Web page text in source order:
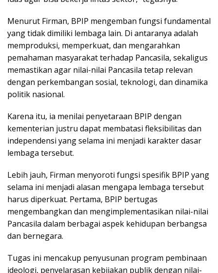
Menurut Firman, BPIP mengemban fungsi fundamental
yang tidak dimiliki lembaga lain. Di antaranya adalah
memproduksi, memperkuat, dan mengarahkan
pemahaman masyarakat terhadap Pancasila, sekaligus
memastikan agar nilai-nilai Pancasila tetap relevan
dengan perkembangan sosial, teknologi, dan dinamika
politik nasional.
Karena itu, ia menilai penyetaraan BPIP dengan
kementerian justru dapat membatasi fleksibilitas dan
independensi yang selama ini menjadi karakter dasar
lembaga tersebut.
Lebih jauh, Firman menyoroti fungsi spesifik BPIP yang
selama ini menjadi alasan mengapa lembaga tersebut
harus diperkuat. Pertama, BPIP bertugas
mengembangkan dan mengimplementasikan nilai-nilai
Pancasila dalam berbagai aspek kehidupan berbangsa
dan bernegara.
Tugas ini mencakup penyusunan program pembinaan
ideologi, penyelarasan kebijakan publik dengan nilai-